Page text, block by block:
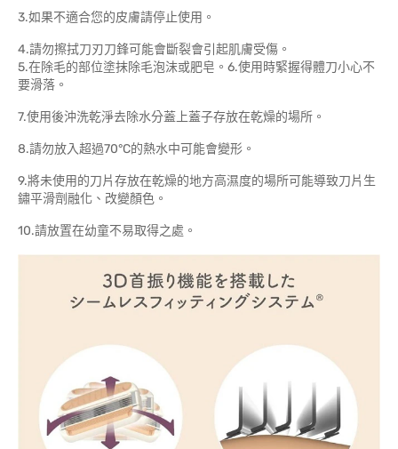
3.如果不適合您的皮膚請停止使用。
4.請勿擦拭刀刃刀鋒可能會斷裂會引起肌膚受傷。
5.在除毛的部位塗抹除毛泡沫或肥皂。6.使用時緊握得體刀小心不
要滑落。
7.使用後沖洗乾淨去除水分蓋上蓋子存放在乾燥的場所。
8.請勿放入超過70°C的熱水中可能會變形。
9.將未使用的刀片存放在乾燥的地方高濕度的場所可能導致刀片生
鏽平滑劑融化、改變顏色。
10.請放置在幼童不易取得之處。